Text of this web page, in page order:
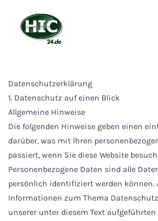
Datenschutzerklärung
1. Datenschutz auf einen Blick
Allgemeine Hinweise
Die folgenden Hinweise geben einen
darüber, was mit Ihren
passiert, wenn Sie diese Website
Personenbezogene Daten sind alle
persönlich identifiziert werden können.
Informationen zum Thema
unserer unter diesem Text aufgeführten